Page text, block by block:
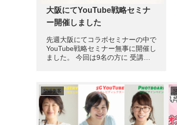
大阪にてYouTube戦略セミナ
ー開催しました
先週大阪にてコラボセミナーの中で
YouTube戦略セミナー無事に開催し
ました。 今回は9名の方に 受講い
行います。 まずはSNS集客の概要
を知って その中でなんでyo...
SNS集客